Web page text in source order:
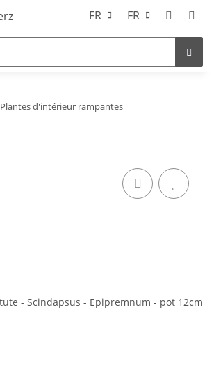
FR FR
Plantes d'intérieur rampantes